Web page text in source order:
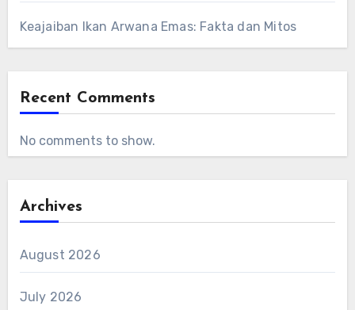
Keajaiban Ikan Arwana Emas: Fakta dan Mitos
Recent Comments
No comments to show.
Archives
August 2026
July 2026